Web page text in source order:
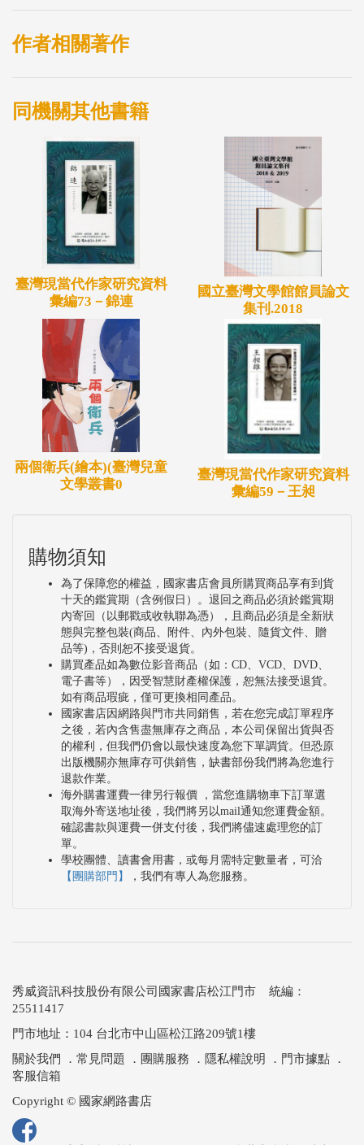
作者相關著作
同機關其他書籍
臺灣現當代作家研究資料
彙編73－錦連
國立臺灣文學館館員論文
集刊.2018
兩個衛兵(繪本)(臺灣兒童
文學叢書0
臺灣現當代作家研究資料
彙編59－王昶
購物須知
為了保障您的權益，國家書店會員所購買商品享有到貨
十天的鑑賞期（含例假日）。退回之商品必須於鑑賞期
內寄回（以郵戳或收執聯為憑），且商品必須是全新狀
態與完整包裝(商品、附件、內外包裝、隨貨文件、贈
品等)，否則恕不接受退貨。
購買產品如為數位影音商品（如：CD、VCD、DVD、
電子書等），因受智慧財產權保護，恕無法接受退貨。
如有商品瑕疵，僅可更換相同產品。
國家書店因網路與門市共同銷售，若在您完成訂單程序
之後，若內含售盡無庫存之商品，本公司保留出貨與否
的權利，但我們仍會以最快速度為您下單調貨。但恐原
出版機關亦無庫存可供銷售，缺書部份我們將為您進行
退款作業。
海外購書運費一律另行報價 ，當您進購物車下訂單選
取海外寄送地址後，我們將另以mail通知您運費金額。
確認書款與運費一併支付後，我們將儘速處理您的訂
單。
學校團體、讀書會用書，或每月需特定數量者，可洽
【團購部門】
，我們有專人為您服務。
秀威資訊科技股份有限公司國家書店松江門市 統編：
25511417
門市地址：104 台北市中山區松江路209號1樓
關於我們
． 常見問題 ． 團購服務 ． 隱私權說明 ． 門市據點 ．
客服信箱
Copyright © 國家網路書店